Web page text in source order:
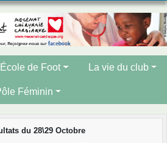
École de Foot La vie du club
Féminin
du 28\29 Octobre